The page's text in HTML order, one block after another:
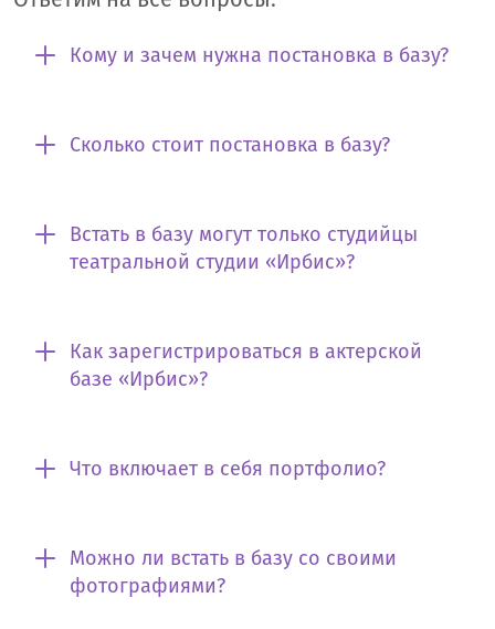
Кому и зачем нужна постановка в базу?
Сколько стоит постановка в базу?
Встать в базу могут только студийцы
театральной студии «Ирбис»?
Как зарегистрироваться в актерской
базе «Ирбис»?
Что включает в себя портфолио?
Можно ли встать в базу со своими
фотографиями?